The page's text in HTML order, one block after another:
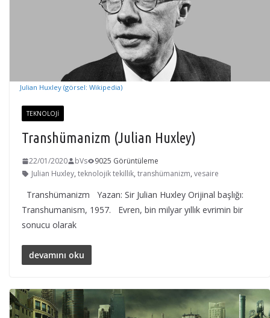
Julian Huxley (görsel: Wikipedia)
TEKNOLOJI
Transhümanizm (Julian Huxley)
22/01/2020 bVs
9025 Görüntüleme
Julian Huxley, teknolojik tekillik, transhümanizm, vesaire
Transhümanizm Yazan: Sir Julian Huxley Orijinal başlığı:
Transhumanism, 1957. Evren, bin milyar yıllık evrimin bir
sonucu olarak
devamını oku